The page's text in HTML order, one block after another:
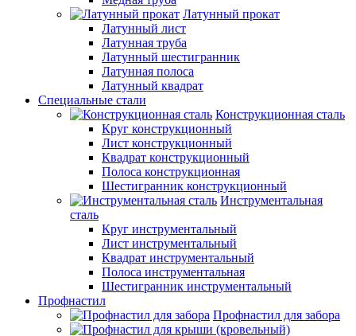
Латунный прокат
Латунный лист
Латунная труба
Латунный шестигранник
Латунная полоса
Латунный квадрат
Специальные стали
Конструкционная сталь
Круг конструкционный
Лист конструкционный
Квадрат конструкционный
Полоса конструкционная
Шестигранник конструкционный
Инструментальная
сталь
Круг инструментальный
Лист инструментальный
Квадрат инструментальный
Полоса инструментальная
Шестигранник инструментальный
Профнастил
Профнастил для забора